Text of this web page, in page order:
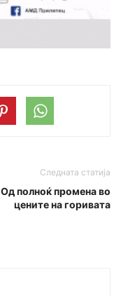
Следната статија
Од полноќ промена во
цените на горивата